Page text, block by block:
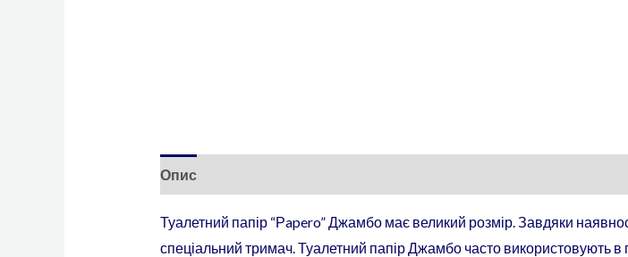
Опис
Туалетний папір “Рapero” Джамбо має великий розмір. Завдяки
спеціальний тримач. Туалетний папір Джамбо часто використовують